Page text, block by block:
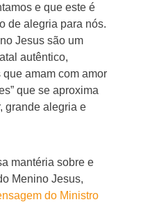
e que este é
de alegria para nós.
Jesus são um
autêntico,
amam com amor
que se aproxima
grande alegria e
mantéria sobre e
Menino Jesus,
do Ministro